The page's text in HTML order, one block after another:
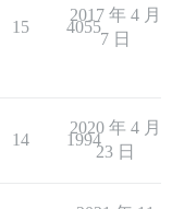
15 4055
2017 年 4 月
7 日
14 1994
2020 年 4 月
23 日